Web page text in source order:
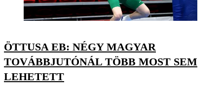
ÖTTUSA EB: NÉGY MAGYAR
TOVÁBBJUTÓNÁL TÖBB MOST SEM
LEHETETT